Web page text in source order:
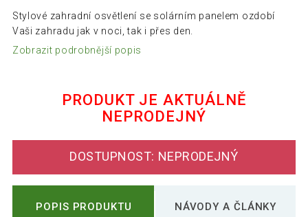
Stylové zahradní osvětlení se solárním panelem ozdobí
Vaši zahradu jak v noci, tak i přes den.
Zobrazit podrobnější popis
PRODUKT JE AKTUÁLNĚ
NEPRODEJNÝ
DOSTUPNOST: NEPRODEJNÝ
POPIS PRODUKTU NÁVODY A ČLÁNKY